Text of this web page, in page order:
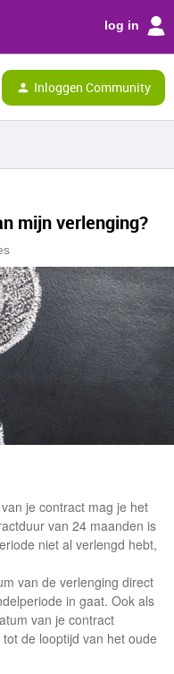
log in
Inloggen Community
mijn verlenging?
je contract mag je het
van 24 maanden is
niet al verlengd hebt,
van de verlenging direct
in gaat. Ook als
van je contract
de looptijd van het oude